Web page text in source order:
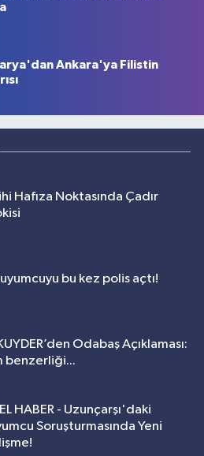
Ankara'ya Filistin
Hafıza Noktasında Çadır
bu kez polis açtı!
Odabaş Açıklaması:
benzerliği...
HABER - Uzunçarşı'daki
Soruşturmasında Yeni